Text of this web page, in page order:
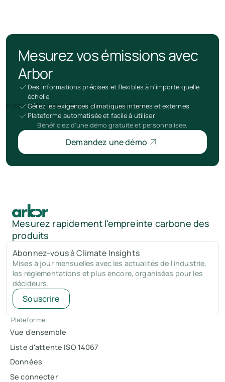
Mesurez vos émissions avec
Arbor
Des informations précises et flexibles à n'importe quelle
échelle
Gérez les exigences climatiques internes et externes
Plateforme automatisée et facile à utiliser
Bénéficiez d'une démo gratuite et personnalisée.
Demandez une démo
Mesurez rapidement l'empreinte carbone des
produits
Abonnez-vous à Climate Insights
Mises à jour mensuelles avec les actualités de l'industrie,
les réglementations et plus encore, organisées pour les
décideurs.
Souscrire
Plateforme
Vue d'ensemble
Liste d'attente ISO 14067
Données
Se connecter